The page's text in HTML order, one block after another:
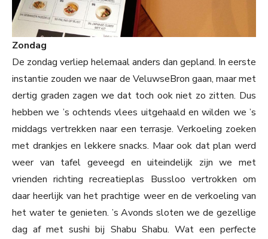
Zondag
De zondag verliep helemaal anders dan gepland. In eerste
instantie zouden we naar de VeluwseBron gaan, maar met
dertig graden zagen we dat toch ook niet zo zitten. Dus
hebben we ’s ochtends vlees uitgehaald en wilden we ’s
middags vertrekken naar een terrasje. Verkoeling zoeken
met drankjes en lekkere snacks. Maar ook dat plan werd
weer van tafel geveegd en uiteindelijk zijn we met
vrienden richting recreatieplas Bussloo vertrokken om
daar heerlijk van het prachtige weer en de verkoeling van
het water te genieten. ’s Avonds sloten we de gezellige
dag af met sushi bij Shabu Shabu. Wat een perfecte